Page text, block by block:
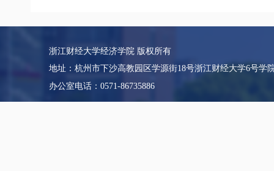
浙江财经大学经济学院 版权所有
地址：杭州市下沙高教园区学源街18号浙江财经大学6号学
办公室电话：0571-86735886